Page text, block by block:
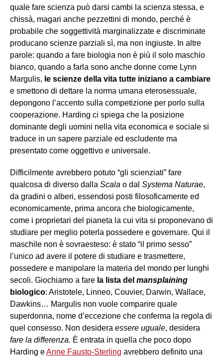
quale fare scienza può darsi cambi la scienza stessa, e
chissà, magari anche pezzettini di mondo, perché è
probabile che soggettività marginalizzate e discriminate
producano scienze parziali sì, ma non ingiuste. In altre
parole: quando a fare biologia non è più il solo maschio
bianco, quando a farla sono anche donne come Lynn
Margulis, le scienze della vita tutte iniziano a cambiare
e smettono di dettare la norma umana eterosessuale,
depongono l’accento sulla competizione per porlo sulla
cooperazione. Harding ci spiega che la posizione
dominante degli uomini nella vita economica e sociale si
traduce in un sapere parziale ed escludente ma
presentato come oggettivo e universale.
Difficilmente avrebbero potuto “gli scienziati” fare
qualcosa di diverso dalla Scala o dal Systema Naturae,
da gradini o alberi, essendosi posti filosoficamente ed
economicamente, prima ancora che biologicamente,
come i proprietari del pianeta la cui vita si proponevano di
studiare per meglio poterla possedere e governare. Qui il
maschile non è sovraesteso: è stato “il primo sesso”
l’unico ad avere il potere di studiare e trasmettere,
possedere e manipolare la materia del mondo per lunghi
secoli. Giochiamo a fare la lista del mansplaining
biologico: Aristotele, Linneo, Couvier, Darwin, Wallace,
Dawkins… Margulis non vuole comparire quale
superdonna, nome d’eccezione che conferma la regola di
quel consesso. Non desidera essere uguale, desidera
fare la differenza. È entrata in quella che poco dopo
Harding eAnne Fausto-Sterling avrebbero definito una